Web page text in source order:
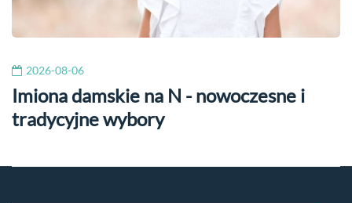
2026-08-06
Imiona damskie na N - nowoczesne i
tradycyjne wybory